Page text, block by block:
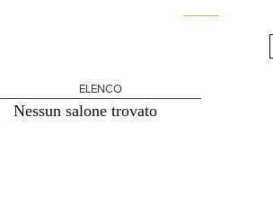
ELENCO
Nessun salone trovato